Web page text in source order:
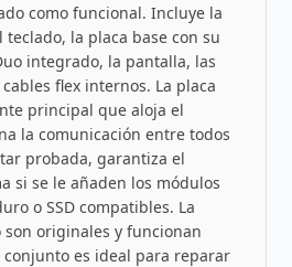
como funcional. Incluye la
teclado, la placa base con su
integrado, la pantalla, las
flex internos. La placa
principal que aloja el
la comunicación entre todos
probada, garantiza el
si se le añaden los módulos
o SSD compatibles. La
originales y funcionan
conjunto es ideal para reparar